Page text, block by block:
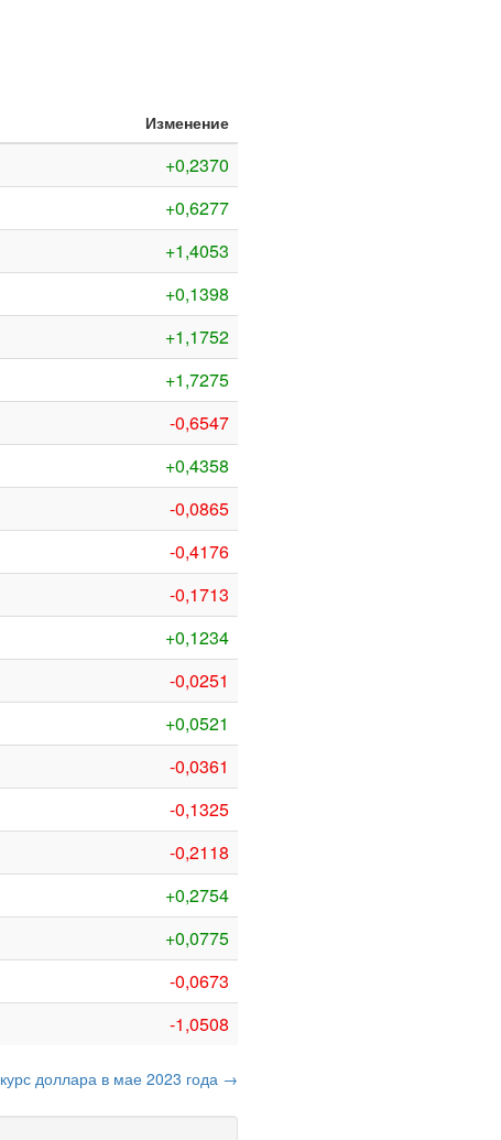
Изменение
+0,2370
+0,6277
+1,4053
+0,1398
+1,1752
+1,7275
-0,6547
+0,4358
-0,0865
-0,4176
-0,1713
+0,1234
-0,0251
+0,0521
-0,0361
-0,1325
-0,2118
+0,2754
+0,0775
-0,0673
-1,0508
курс доллара в мае 2023 года →